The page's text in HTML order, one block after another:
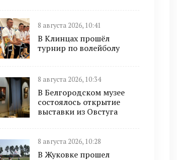
8 августа 2026, 10:41
В Клинцах прошёл
турнир по волейболу
8 августа 2026, 10:34
В Белгородском музее
состоялось открытие
выставки из Овстуга
8 августа 2026, 10:28
В Жуковке прошел